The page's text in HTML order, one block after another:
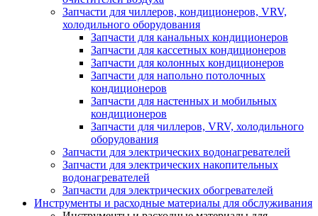
Запчасти для чиллеров, кондиционеров, VRV,
холодильного оборудования
Запчасти для канальных кондиционеров
Запчасти для кассетных кондиционеров
Запчасти для колонных кондиционеров
Запчасти для напольно потолочных
кондиционеров
Запчасти для настенных и мобильных
кондиционеров
Запчасти для чиллеров, VRV, холодильного
оборудования
Запчасти для электрических водонагревателей
Запчасти для электрических накопительных
водонагревателей
Запчасти для электрических обогревателей
Инструменты и расходные материалы для обслуживания